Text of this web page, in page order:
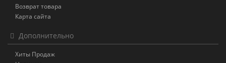
Возврат товара
Карта сайта
Дополнительно
Хиты Продаж